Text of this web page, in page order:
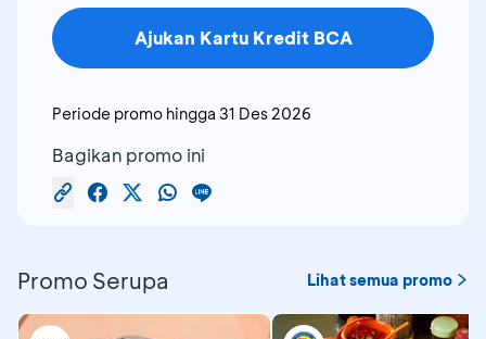
Ajukan Kartu Kredit BCA
Periode promo hingga 31 Des 2026
Bagikan promo ini
Promo Serupa Lihat semua promo